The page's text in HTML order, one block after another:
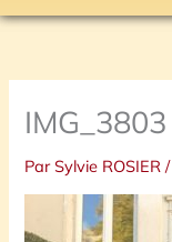
IMG_3803
ParSylvie ROSIER/